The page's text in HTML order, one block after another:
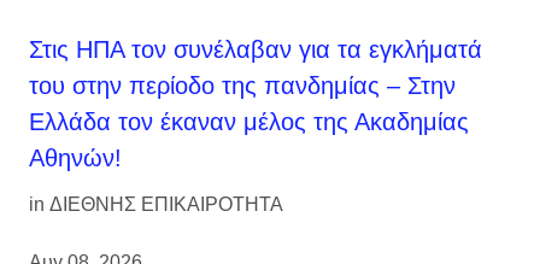
Στις ΗΠΑ τον συνέλαβαν για τα εγκλήματά
του στην περίοδο της πανδημίας – Στην
Ελλάδα τον έκαναν μέλος της Ακαδημίας
Αθηνών!
in ΔΙΕΘΝΗΣ ΕΠΙΚΑΙΡΟΤΗΤΑ